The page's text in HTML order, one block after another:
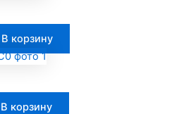
В корзину
В корзину